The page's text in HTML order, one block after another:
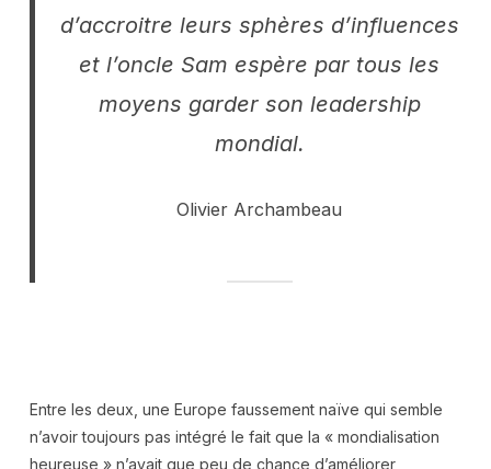
d’accroitre leurs sphères d’influences
et l’oncle Sam espère par tous les
moyens garder son leadership
mondial.
Olivier Archambeau
Entre les deux, une Europe faussement naïve qui semble
n’avoir toujours pas intégré le fait que la « mondialisation
heureuse » n’avait que peu de chance d’améliorer